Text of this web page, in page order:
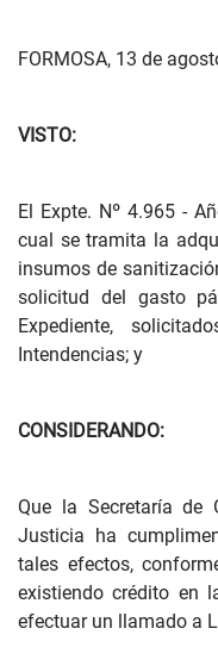
FORMOSA, 13 de
VISTO:
El Expte. Nº 4.965 -
cual se tramita la
insumos de
solicitud del gasto
Expediente,
Intendencias; y
CONSIDERANDO:
Que la Secretaría de
Justicia ha
tales efectos,
existiendo crédito en
efectuar un llamado a